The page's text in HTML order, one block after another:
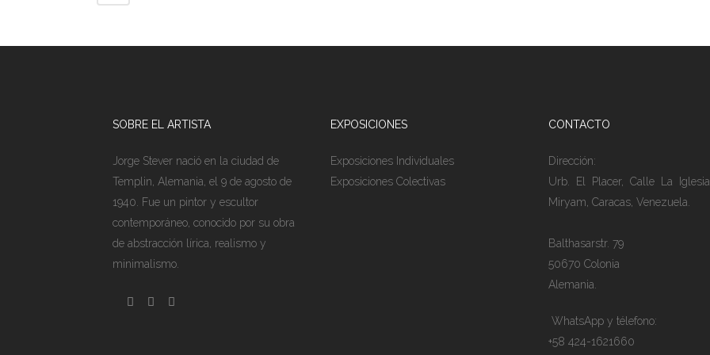
SOBRE EL ARTISTA
Jorge Stever nació en la ciudad de
Templin, Alemania, el 9 de agosto de
1940. Fue un pintor y escultor
contemporáneo, conocido por su obra
de abstracción lírica, realismo y
minimalismo.
EXPOSICIONES
Exposiciones Individuales
Exposiciones Colectivas
CONTACTO
Dirección:
Urb. El Placer, Calle La
Miryam, Caracas, Venezuela.
Balthasarstr. 79
50670 Colonia
Alemania.
WhatsApp y télefono:
+58 424-1621660